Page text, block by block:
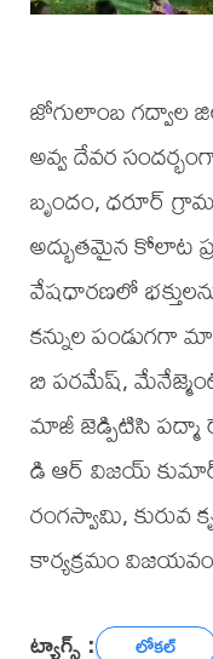
జోగులాంబ గద్వాల
అవ్వ దేవర
బృందం, ధరూర్
అద్భుతమైన కోలాట
వేషధారణలో
కన్నుల పండుగగా
బి పరమేష్,
మాజీ జెడ్పిటిసి పద్మా
డి ఆర్ విజయ్
రంగస్వామి, కురువ
కార్యక్రమం
ట్యాగ్స్ : లోకల్